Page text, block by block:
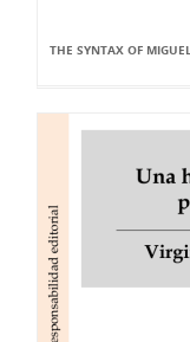
THE SYNTAX OF